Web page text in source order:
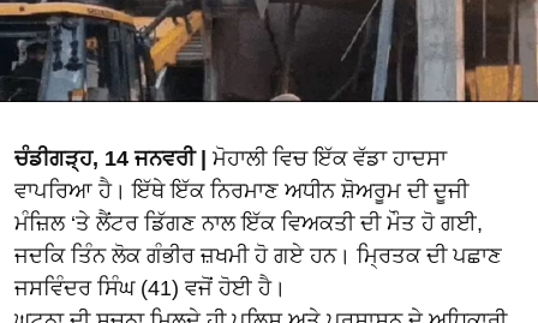
ਚੰਡੀਗੜ੍ਹ, 14 ਜਨਵਰੀ | ਮੋਹਾਲੀ ਵਿਚ ਇੱਕ ਵੱਡਾ ਹਾਦਸਾ
ਵਾਪਰਿਆ ਹੈ। ਇੱਥੇ ਇੱਕ ਨਿਰਮਾਣ ਅਧੀਨ ਸ਼ੋਅਰੂਮ ਦੀ ਦੂਜੀ
ਮੰਜ਼ਿਲ ‘ਤੇ ਲੈਂਟਰ ਡਿੱਗਣ ਨਾਲ ਇੱਕ ਵਿਅਕਤੀ ਦੀ ਮੌਤ ਹੋ ਗਈ,
ਜਦਕਿ ਤਿੰਨ ਲੋਕ ਗੰਭੀਰ ਜ਼ਖਮੀ ਹੋ ਗਏ ਹਨ। ਮ੍ਰਿਤਕ ਦੀ ਪਛਾਣ
ਜਸਵਿੰਦਰ ਸਿੰਘ (41) ਵਜੋਂ ਹੋਈ ਹੈ।